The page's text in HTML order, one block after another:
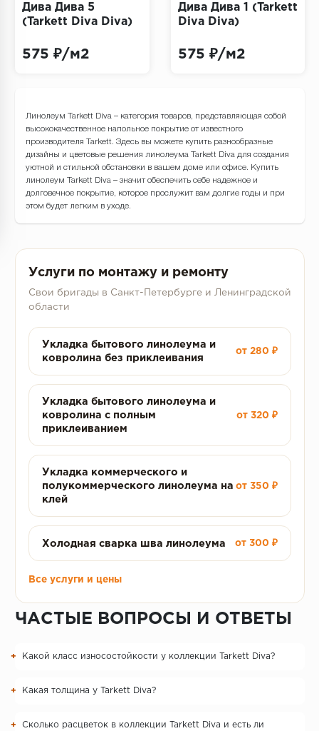
Строительные материалы
Дива Дива 5
(Tarkett Diva Diva)
575 ₽/м2
Дива Дива 1 (Tarkett
Diva Diva)
575 ₽/м2
Линолеум Tarkett Diva – категория товаров, представляющая собой
высококачественное напольное покрытие от известного
производителя Tarkett. Здесь вы можете купить разнообразные
дизайны и цветовые решения линолеума Tarkett Diva для создания
уютной и стильной обстановки в вашем доме или офисе. Купить
линолеум Tarkett Diva – значит обеспечить себе надежное и
долговечное покрытие, которое прослужит вам долгие годы и при
этом будет легким в уходе.
Услуги по монтажу и ремонту
Свои бригады в Санкт-Петербурге и Ленинградской
области
Укладка бытового линолеума и
ковролина без приклеивания
от 280 ₽
Укладка бытового линолеума и
ковролина с полным
приклеиванием
от 320 ₽
Укладка коммерческого и
полукоммерческого линолеума на
клей
от 350 ₽
Холодная сварка шва линолеума от 300 ₽
Все услуги и цены
ЧАСТЫЕ ВОПРОСЫ И ОТВЕТЫ
Какой класс износостойкости у коллекции Tarkett Diva?
Какая толщина у Tarkett Diva?
Сколько расцветок в коллекции Tarkett Diva и есть ли